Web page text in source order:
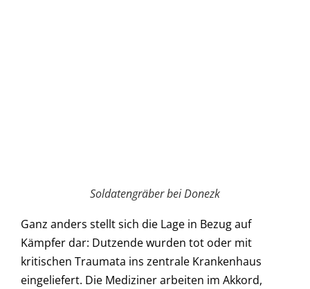
Soldatengräber bei Donezk
Ganz anders stellt sich die Lage in Bezug auf
Kämpfer dar: Dutzende wurden tot oder mit
kritischen Traumata ins zentrale Krankenhaus
eingeliefert. Die Mediziner arbeiten im Akkord,